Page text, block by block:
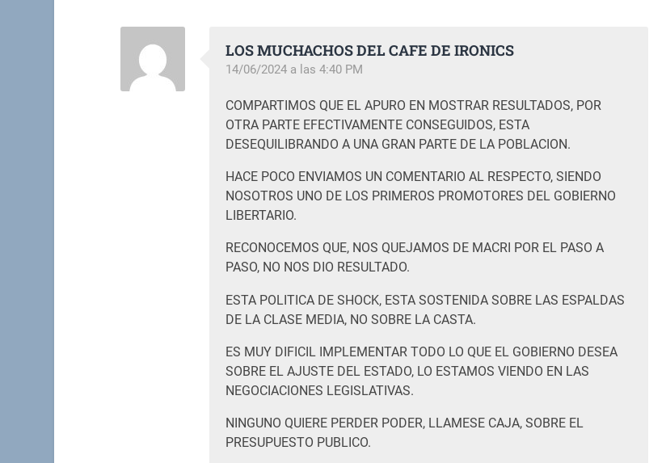
LOS MUCHACHOS DEL CAFE DE IRONICS
14/06/2024 a las 4:40 PM
COMPARTIMOS QUE EL APURO EN MOSTRAR RESULTADOS, POR
OTRA PARTE EFECTIVAMENTE CONSEGUIDOS, ESTA
DESEQUILIBRANDO A UNA GRAN PARTE DE LA POBLACION.
HACE POCO ENVIAMOS UN COMENTARIO AL RESPECTO, SIENDO
NOSOTROS UNO DE LOS PRIMEROS PROMOTORES DEL GOBIERNO
LIBERTARIO.
RECONOCEMOS QUE, NOS QUEJAMOS DE MACRI POR EL PASO A
PASO, NO NOS DIO RESULTADO.
ESTA POLITICA DE SHOCK, ESTA SOSTENIDA SOBRE LAS ESPALDAS
DE LA CLASE MEDIA, NO SOBRE LA CASTA.
ES MUY DIFICIL IMPLEMENTAR TODO LO QUE EL GOBIERNO DESEA
SOBRE EL AJUSTE DEL ESTADO, LO ESTAMOS VIENDO EN LAS
NEGOCIACIONES LEGISLATIVAS.
NINGUNO QUIERE PERDER PODER, LLAMESE CAJA, SOBRE EL
PRESUPUESTO PUBLICO.